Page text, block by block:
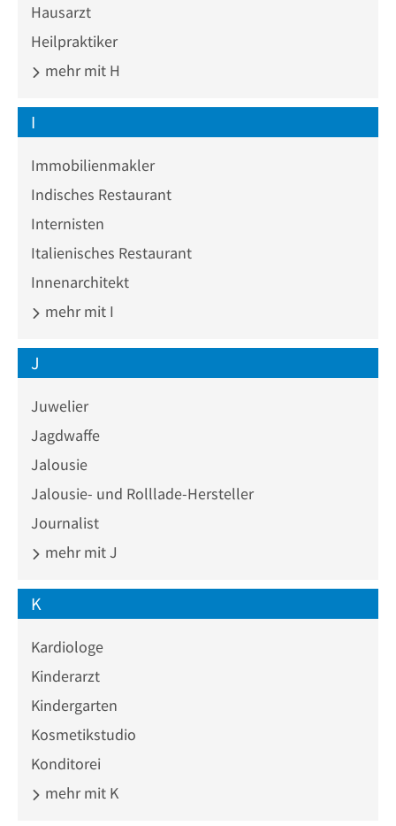
Hausarzt
Heilpraktiker
mehr mit H
I
Immobilienmakler
Indisches Restaurant
Internisten
Italienisches Restaurant
Innenarchitekt
mehr mit I
J
Juwelier
Jagdwaffe
Jalousie
Jalousie- und Rolllade-Hersteller
Journalist
mehr mit J
K
Kardiologe
Kinderarzt
Kindergarten
Kosmetikstudio
Konditorei
mehr mit K